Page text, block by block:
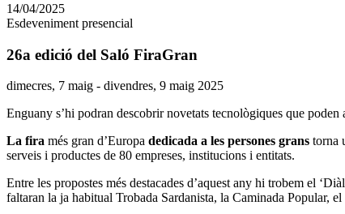
altres
xarxes
14/04/2025
Esdeveniment presencial
26a edició del Saló FiraGran
Data
l'esdeveniment:
dimecres, 7 maig - divendres, 9 maig 2025
Enguany s’hi podran descobrir novetats tecnològiques que
La fira més gran d’Europa dedicada a les persones grans torna
serveis i productes de 80 empreses, institucions i entitats.
Entre les propostes més destacades d’aquest any hi trobem el
faltaran la ja habitual Trobada Sardanista, la Caminada Popular,